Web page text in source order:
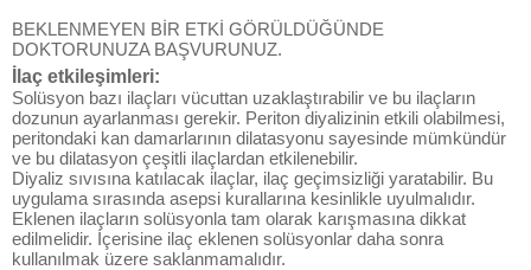
BEKLENMEYEN BİR ETKİ GÖRÜLDÜĞÜNDE
DOKTORUNUZA BAŞVURUNUZ.
İlaç etkileşimleri:
Solüsyon bazı ilaçları vücuttan uzaklaştırabilir ve bu ilaçların
dozunun ayarlanması gerekir. Periton diyalizinin etkili olabilmesi,
peritondaki kan damarlarının dilatasyonu sayesinde mümkündür
ve bu dilatasyon çeşitli ilaçlardan etkilenebilir.
Diyaliz sıvısına katılacak ilaçlar, ilaç geçimsizliği yaratabilir. Bu
uygulama sırasında asepsi kurallarına kesinlikle uyulmalıdır.
Eklenen ilaçların solüsyonla tam olarak karışmasına dikkat
edilmelidir. İçerisine ilaç eklenen solüsyonlar daha sonra
kullanılmak üzere saklanmamalıdır.